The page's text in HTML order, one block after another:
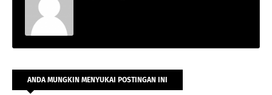
ANDA MUNGKIN MENYUKAI POSTINGAN INI